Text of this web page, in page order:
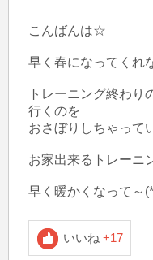
こんばんは☆
早く春になってくれ
トレーニング終わり
行くのを
おさぼりしちゃって
お家出来るトレーニ
早く暖かくなって～
いいね +17